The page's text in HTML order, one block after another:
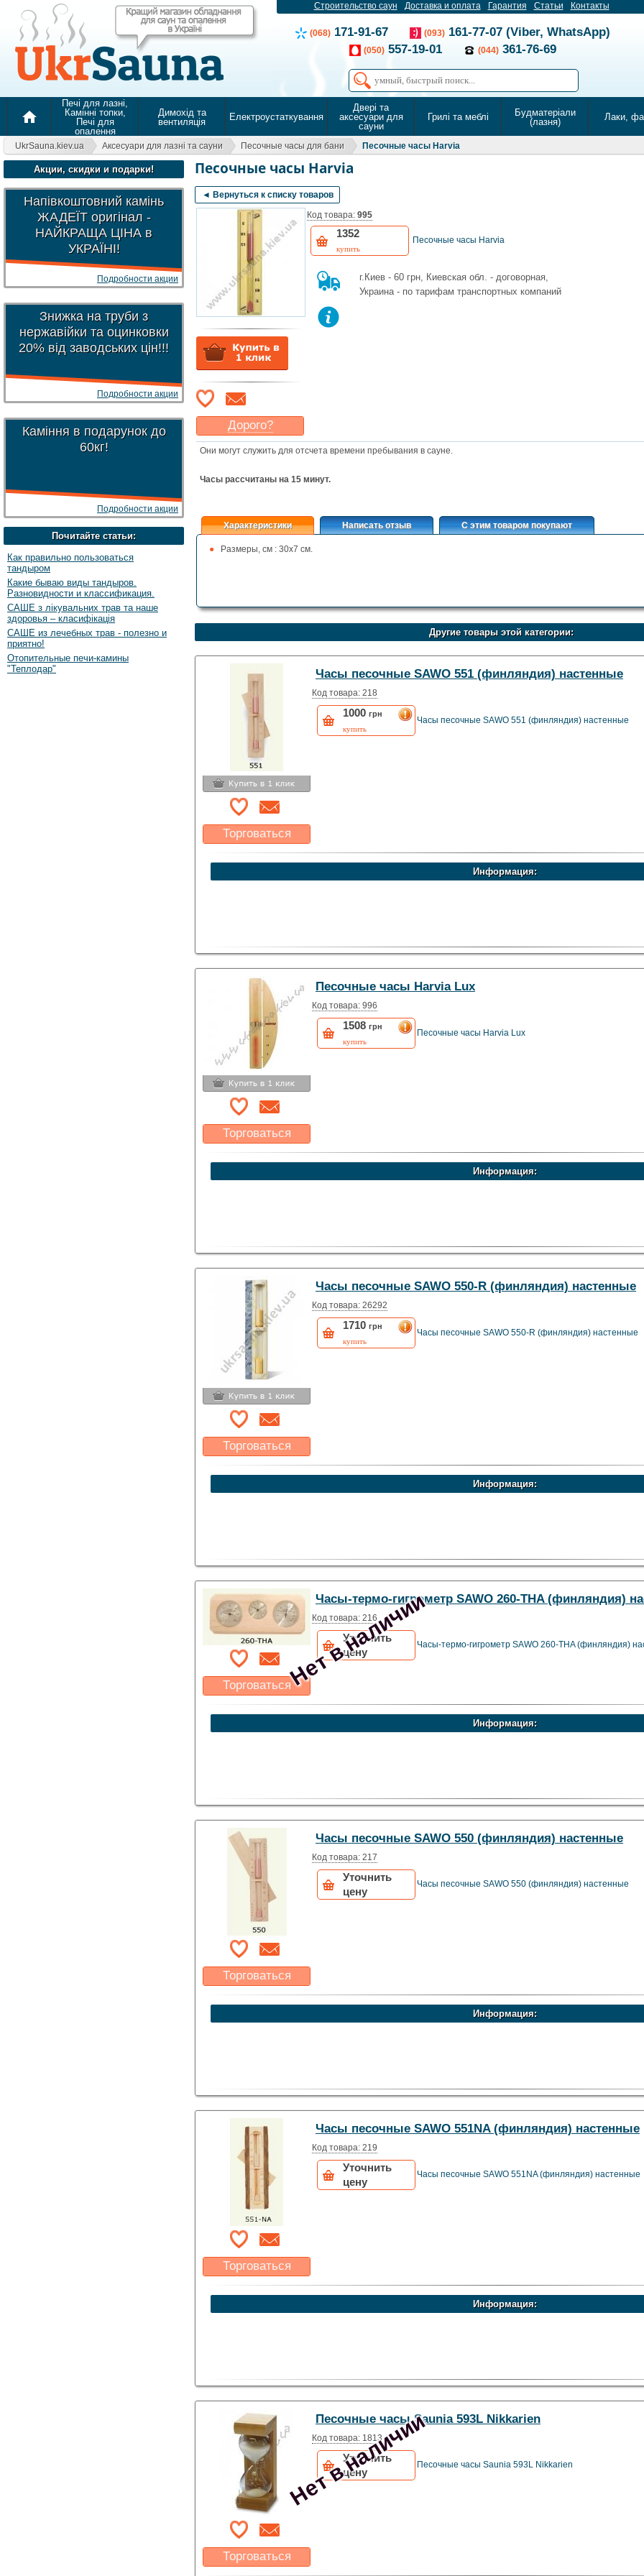
Строительство саун Доставка и оплата Гарантия Статьи Контакты
(068) 171-91-67 (093) 161-77-07 (Viber, WhatsApp)
(050) 557-19-01 (044) 361-76-69
home
Печі для лазні,
Камінні топки,
Печі для
опалення
Димохід та
вентиляція
Електроустаткування
Двері та
аксесуари для
сауни
Грилі та меблі
Будматеріали
(лазня)
Лаки,
UkrSauna.kiev.ua Аксесуари для лазні та сауни Песочные часы для бани Песочные часы Harvia
Акции, скидки и подарки!
Напівкоштовний камінь
ЖАДЕЇТ оригінал -
НАЙКРАЩА ЦІНА в
УКРАЇНІ!
Подробности акции
Знижка на труби з
нержавійки та оцинковки
20% від заводських цін!!!
Подробности акции
Каміння в подарунок до
60кг!
Подробности акции
Почитайте статьи:
Как правильно пользоваться
тандыром
Какие бываю виды тандыров.
Разновидности и классификация.
САШЕ з лікувальних трав та наше
здоровья – класифікація
САШЕ из лечебных трав - полезно и
приятно!
Отопительные печи-камины
"Теплодар"
Песочные часы Harvia
◄ Вернуться к списку товаров
Дорого?
Какая ценамогла бы
Вас устроить ?
Указать цену
Код товара: 995
1352
купить
Песочные часы Harvia
г.Киев - 60 грн, Киевская обл. - договорная,
Украина - по тарифам транспортных компаний
Они могут служить для отсчета времени пребывания в сауне.
Часы рассчитаны на 15 минут.
Характеристики Написать отзыв С этим товаром покупают
Размеры, см : 30х7 см.
Другие товары этой категории:
Торговаться
Какая цена Вас
устроит?
Часы песочные SAWO 551 (финляндия) настенные
Код товара: 218
1000 грн
купить
Часы песочные SAWO 551 (финляндия) настенные
Информация:
Торговаться
Какая цена Вас
устроит?
Песочные часы Harvia Lux
Код товара: 996
1508 грн
купить
Песочные часы Harvia Lux
Информация:
Торговаться
Какая цена Вас
устроит?
Часы песочные SAWO 550-R (финляндия) настенные
Код товара: 26292
1710 грн
купить
Часы песочные SAWO 550-R (финляндия) настенные
Информация:
Нет в наличии
Торговаться
Какая цена Вас
устроит?
Часы-термо-гигрометр SAWO 260-THA (финляндия)
Код товара: 216
Уточнить
цену
Часы-термо-гигрометр SAWO 260-THA (финляндия)
Информация:
Торговаться
Какая цена Вас
устроит?
Часы песочные SAWO 550 (финляндия) настенные
Код товара: 217
Уточнить
цену
Часы песочные SAWO 550 (финляндия) настенные
Информация:
Торговаться
Какая цена Вас
устроит?
Часы песочные SAWO 551NA (финляндия) настенные
Код товара: 219
Уточнить
цену
Часы песочные SAWO 551NA (финляндия) настенные
Информация:
Нет в наличии
Торговаться
Песочные часы Saunia 593L Nikkarien
Код товара: 1813
Уточнить
цену
Песочные часы Saunia 593L Nikkarien